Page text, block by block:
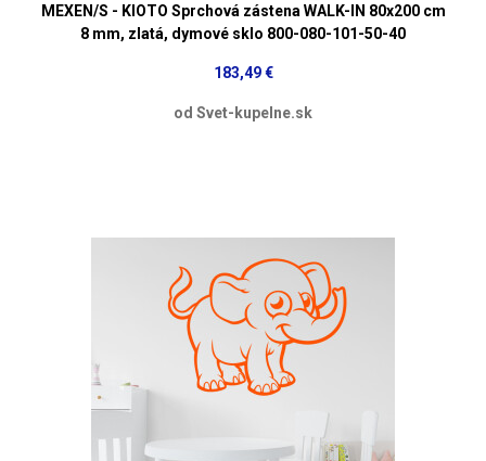
MEXEN/S - KIOTO Sprchová zástena WALK-IN 80x200 cm
8 mm, zlatá, dymové sklo 800-080-101-50-40
183,49 €
od Svet-kupelne.sk